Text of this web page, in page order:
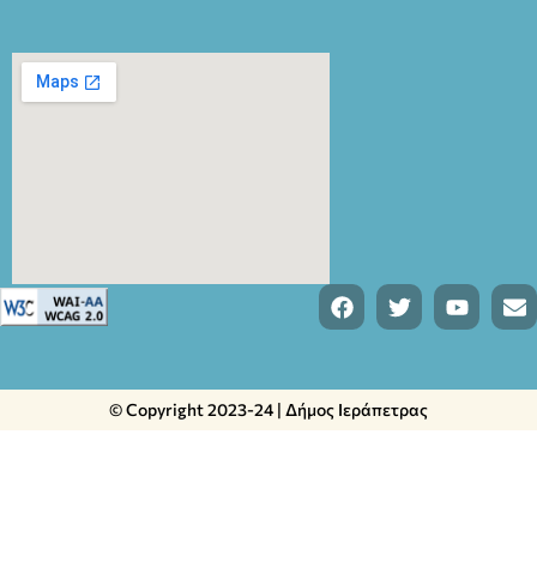
© Copyright 2023-24 | Δήμος Ιεράπετρας